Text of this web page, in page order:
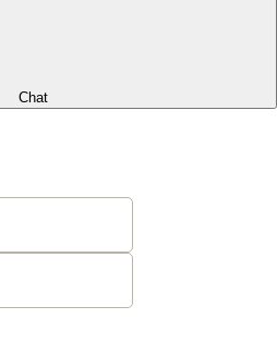
Chat